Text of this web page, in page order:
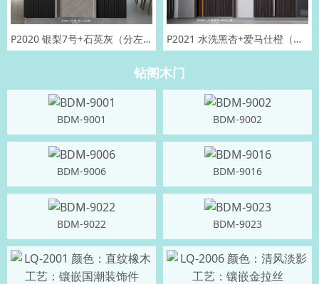
P2020 银梨7号+石英灰（分左右） P2021 水洗黑杏+爱马仕橙（分左右）
钻阁木门
BDM-9001 BDM-9002
BDM-9006 BDM-9016
BDM-9022 BDM-9023